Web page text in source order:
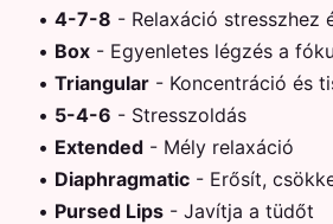
• 4-7-8 - Relaxáció stresszhez
• Box - Egyenletes légzés a
• Triangular - Koncentráció és
• 5-4-6 - Stresszoldás
• Extended - Mély relaxáció
• Diaphragmatic - Erősít,
• Pursed Lips - Javítja a tüdőt